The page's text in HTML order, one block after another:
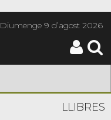
Diumenge9 d’agost 2026
LLIBRES